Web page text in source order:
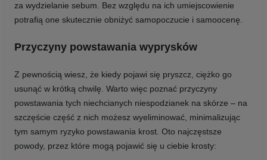
za wydzielanie sebum. Bez względu na ich umiejscowienie
potrafią one skutecznie obniżyć samopoczucie i samoocenę.
Przyczyny powstawania wyprysków
Z pewnością wiesz, że kiedy pojawi się pryszcz, ciężko go
usunąć w krótką chwilę. Warto więc poznać przyczyny
powstawania tych niechcianych niespodzianek na skórze – na
szczęście część z nich możesz wyeliminować, minimalizując
tym samym ryzyko powstawania krost. Oto najczęstsze
powody, przez które mogą pojawić się u ciebie krosty: